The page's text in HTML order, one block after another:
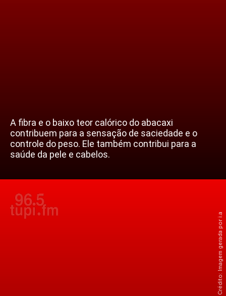
A fibra e o baixo teor calórico do abacaxi
contribuem para a sensação de saciedade e o
controle do peso. Ele também contribui para a
saúde da pele e cabelos.
Crédito: Imagem gerada por i.a